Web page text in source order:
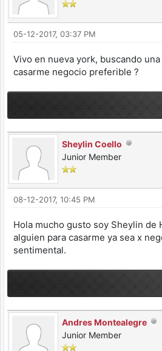
05-12-2017, 03:37 PM
Vivo en nueva york, buscando
casarme negocio preferible ?
Sheylin Coello
Junior Member
08-12-2017, 10:45 PM
Hola mucho gusto soy Sheylin de
alguien para casarme ya sea x
sentimental.
Andres Montealegre
Junior Member